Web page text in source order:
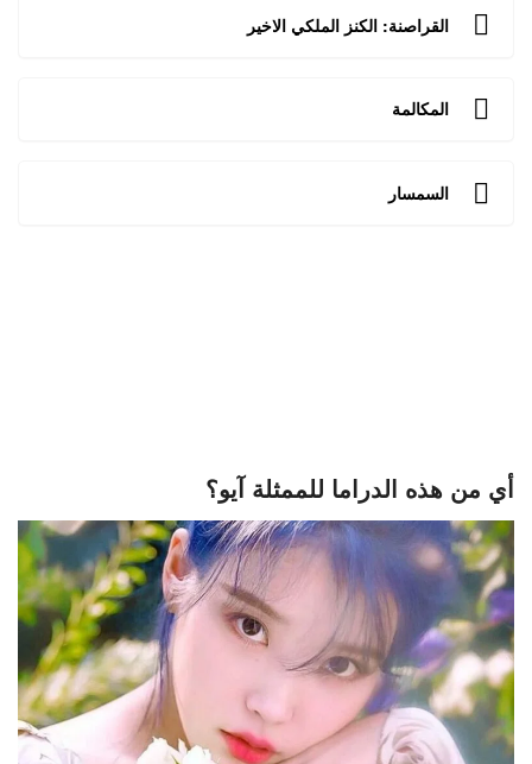
القراصنة: الكنز الملكي الاخير
المكالمة
السمسار
أي من هذه الدراما للممثلة آيو؟